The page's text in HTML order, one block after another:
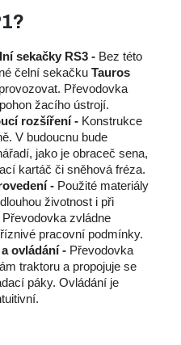
sekačky RS3 - Bez této
čelní sekačku Tauros
Převodovka
žacího ústrojí.
rozšíření - Konstrukce
V budoucnu bude
jako je obraceč sena,
kartáč či sněhová fréza.
- Použité materiály
životnost i při
zvládne
pracovní podmínky.
ovládání - Převodovka
traktoru a propojuje se
páky. Ovládání je